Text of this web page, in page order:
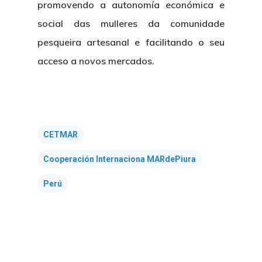
promovendo a autonomía económica e
social das mulleres da comunidade
pesqueira artesanal e facilitando o seu
acceso a novos mercados.
CETMAR
Cooperación Internaciona MARdePiura
Perú
Directorio De Persoal
Eventos
Proxectos